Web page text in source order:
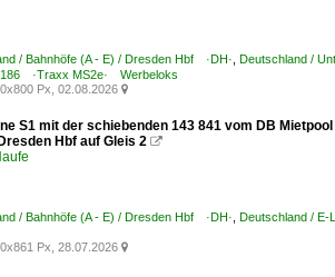
/ Bahnhöfe (A - E) / Dresden Hbf ·DH· Deutschland /
·Traxx MS2e· Werbeloks
Px, 02.08.2026 
S1 mit der schiebenden 143 841 vom DB
Hbf auf Gleis 2 
/ Bahnhöfe (A - E) / Dresden Hbf ·DH· Deutschland /
Px, 28.07.2026 